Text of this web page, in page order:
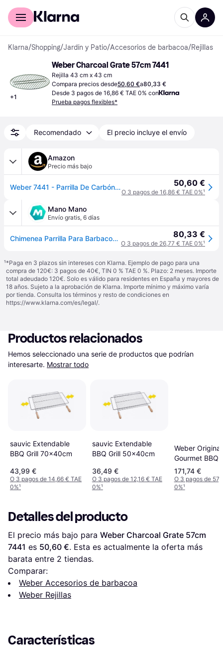
Comprar con Klarna
Klarna/Shopping/Jardín y Patio/Accesorios de barbacoa/Rejillas
+1
Weber Charcoal Grate 57cm 7441
Rejilla 43 cm x 43 cm
Compara precios desde50,60 €a80,33 €
Desde 3 pagos de 16,86 € TAE 0% con
Prueba pagos flexibles*
Recomendado El precio incluye el envío
Amazon
Precio más bajo
Weber 7441 - Parrilla De Carbón Para Bbq De 57Cm. 50,60 €
O 3 pagos de 16,86 € TAE 0%¹
Mano Mano
Envío gratis, 6 días
Chimenea Parrilla Para Barbacoa Ø 57 Cm Weber Cód. 7441 80,33 €
O 3 pagos de 26,77 € TAE 0%¹
¹*Paga en 3 plazos sin intereses con Klarna. Ejemplo de pago para una
compra de 120€: 3 pagos de 40€, TIN 0 % TAE 0 %. Plazo: 2 meses. Importe
total adeudado 120€. Solo es válido para residentes en España y mayores de
18 años. Sujeto a la aprobación de Klarna. Importe mínimo y máximo varía
por tienda. Consulta los términos y resto de condiciones en
https://www.klarna.com/es/legal/.
Productos relacionados
Hemos seleccionado una serie de productos que podrían
interesarte. Mostrar todo
sauvic Extendable
BBQ Grill 70x40cm
43,99 €
O 3 pagos de 14,66 € TAE
0%¹
sauvic Extendable
BBQ Grill 50x40cm
36,49 €
O 3 pagos de 12,16 € TAE
0%¹
Weber Original
Gourmet BBQ
Cooking Grate
200 Series
171,74 €
O 3 pagos de
0%¹
Detalles del producto
El precio más bajo para Weber Charcoal Grate 57cm
7441 es 50,60 €. Esta es actualmente la oferta más
barata entre 2 tiendas.
Comparar:
Weber Accesorios de barbacoa
Weber Rejillas
Características